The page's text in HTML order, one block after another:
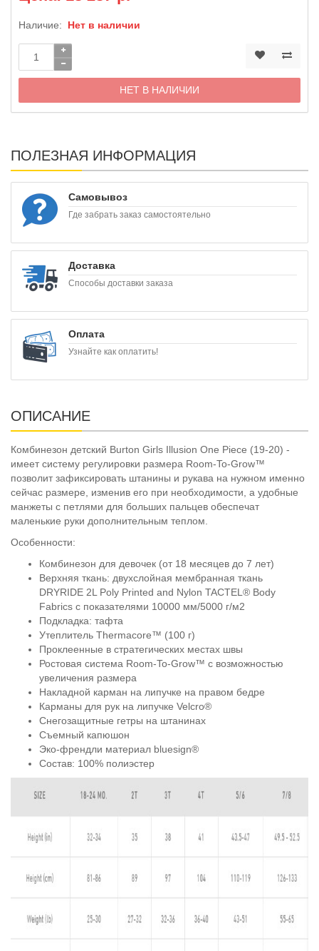
Наличие: Нет в наличии
НЕТ В НАЛИЧИИ
ПОЛЕЗНАЯ ИНФОРМАЦИЯ
Самовывоз
Где забрать заказ самостоятельно
Доставка
Способы доставки заказа
Оплата
Узнайте как оплатить!
ОПИСАНИЕ
Комбинезон детский Burton Girls Illusion One Piece (19-20) -
имеет систему регулировки размера Room-To-Grow™
позволит зафиксировать штанины и рукава на нужном именно
сейчас размере, изменив его при необходимости, а удобные
манжеты с петлями для больших пальцев обеспечат
маленькие руки дополнительным теплом.
Особенности:
Комбинезон для девочек (от 18 месяцев до 7 лет)
Верхняя ткань: двухслойная мембранная ткань
DRYRIDE 2L Poly Printed and Nylon TACTEL® Body
Fabrics с показателями 10000 мм/5000 г/м2
Подкладка: тафта
Утеплитель Thermacore™ (100 г)
Проклеенные в стратегических местах швы
Ростовая система Room-To-Grow™ с возможностью
увеличения размера
Накладной карман на липучке на правом бедре
Карманы для рук на липучке Velcro®
Снегозащитные гетры на штанинах
Съемный капюшон
Эко-френдли материал bluesign®
Состав: 100% полиэстер